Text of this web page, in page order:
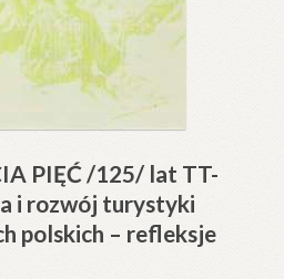
PIĘĆ /125/ lat TT-
i rozwój turystyki
polskich – refleksje